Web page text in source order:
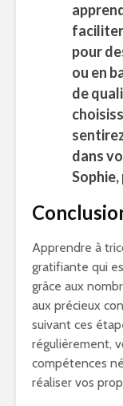
pour
ou en
de
dans
Apprendre à
gratifiante qui
grâce aux
aux précieux
suivant ces
régulièrement,
compétences
réaliser vos